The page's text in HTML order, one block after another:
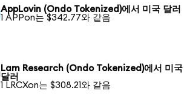
AppLovin (Ondo Tokenized)에서 미국 달러
1 APPon는 $342.77와 같음
Lam Research (Ondo Tokenized)에서 미국
달러
1 LRCXon는 $308.21와 같음